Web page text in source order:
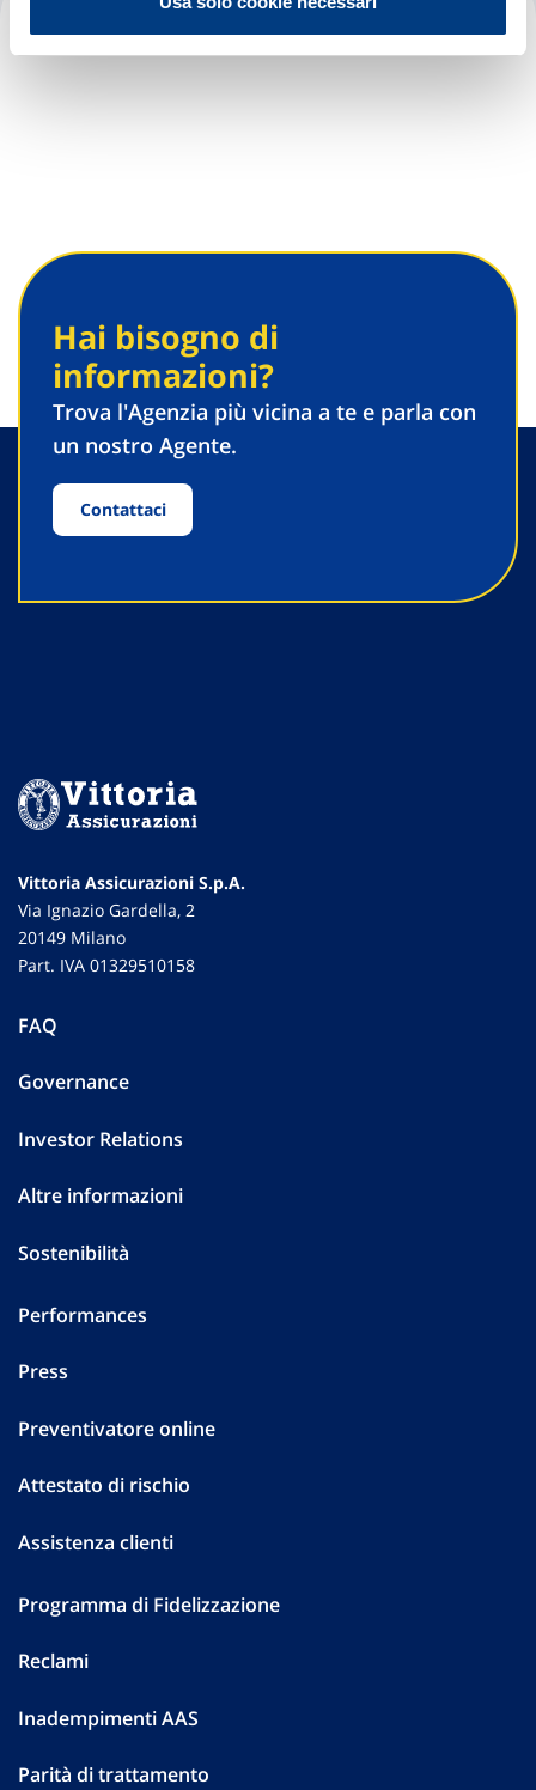
Premier Dental Clinic
Hai bisogno di
informazioni?
Trova l'Agenzia più vicina a te e parla con
un nostro Agente.
Contattaci
Vittoria Assicurazioni S.p.A.
Via Ignazio Gardella, 2
20149 Milano
Part. IVA 01329510158
FAQ
Governance
Investor Relations
Altre informazioni
Sostenibilità
Performances
Press
Preventivatore online
Attestato di rischio
Assistenza clienti
Programma di Fidelizzazione
Reclami
Inadempimenti AAS
Parità di trattamento